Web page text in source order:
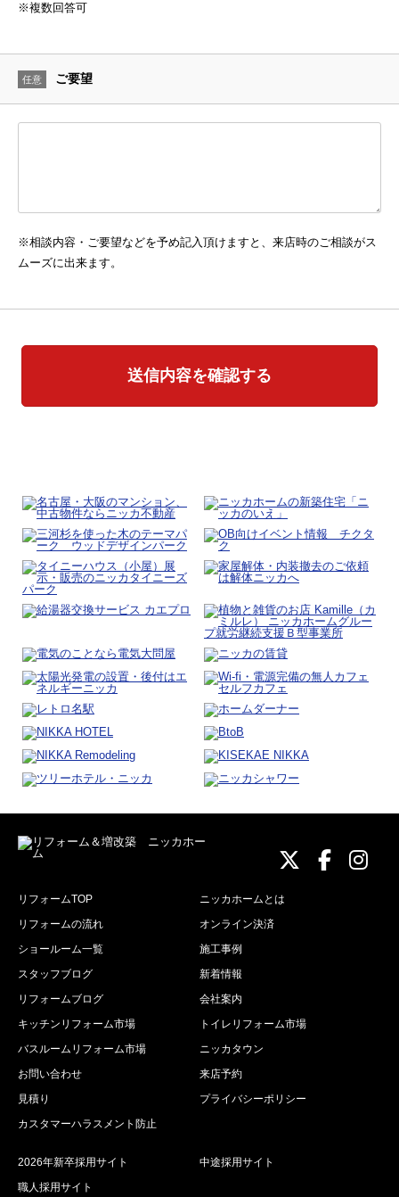
※複数回答可
任意 ご要望
※相談内容・ご要望などを予め記入頂けますと、来店時のご相談がス
ムーズに出来ます。
送信内容を確認する
ニッカ
ニッニ
リフォームTOP
ニッカホームとは
リフォームの流れ
オンライン決済
ショールーム一覧
施工事例
スタッフブログ
新着情報
リフォームブログ
会社案内
キッチンリフォーム市場
トイレリフォーム市場
バスルームリフォーム市場
ニッカタウン
お問い合わせ
来店予約
見積り
プライバシーポリシー
カスタマーハラスメント防止
2026年新卒採用サイト
中途採用サイト
職人採用サイト